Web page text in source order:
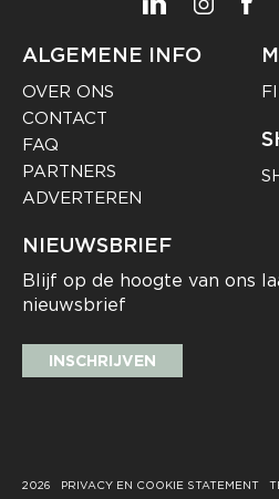
ALGEMENE INFO
OVER ONS
CONTACT
FAQ
PARTNERS
ADVERTEREN
NIEUWSBRIEF
Blijf op de hoogte van ons
nieuwsbrief
INSCHRIJVEN
2026 PRIVACY EN COOKIE STATEMENT